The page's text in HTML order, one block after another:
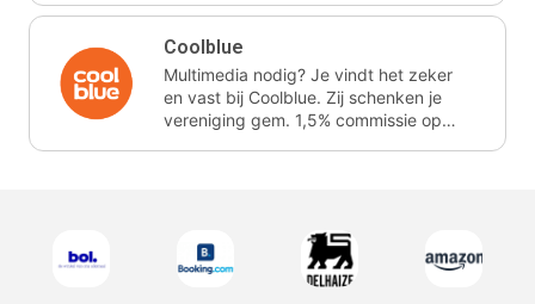
Coolblue
Multimedia nodig? Je vindt het zeker
en vast bij Coolblue. Zij schenken je
vereniging gem. 1,5% commissie op